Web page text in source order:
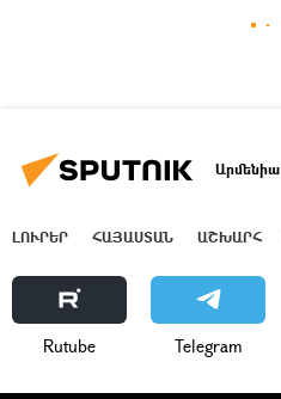
Արմենիա
ԼՈՒՐԵՐ ՀԱՅԱՍՏԱՆ ԱՇԽԱՐՀ
Rutube Telegram